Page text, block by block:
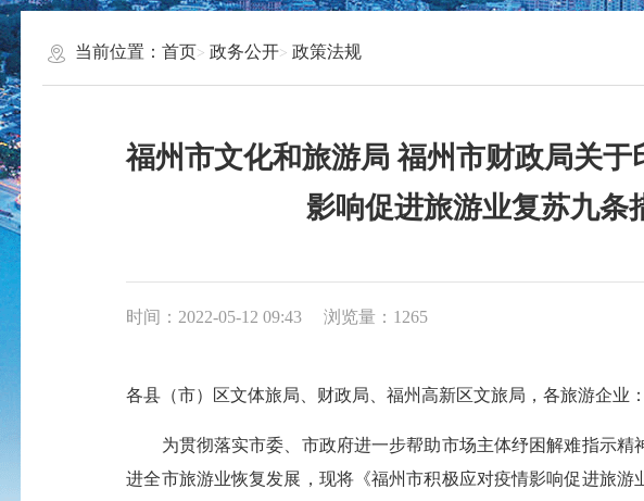
当前位置：首页 政务公开 政策法规
福州市文化和旅游局 福州市财政局关
影响促进旅游业复苏九条
时间：2022-05-12 09:43 浏览量：1265
各县（市）区文体旅局、财政局、福州高新区文旅局，各旅游企业：
为贯彻落实市委、市政府进一步帮助市场主体纾困解难指示精
进全市旅游业恢复发展，现将《福州市积极应对疫情影响促进旅